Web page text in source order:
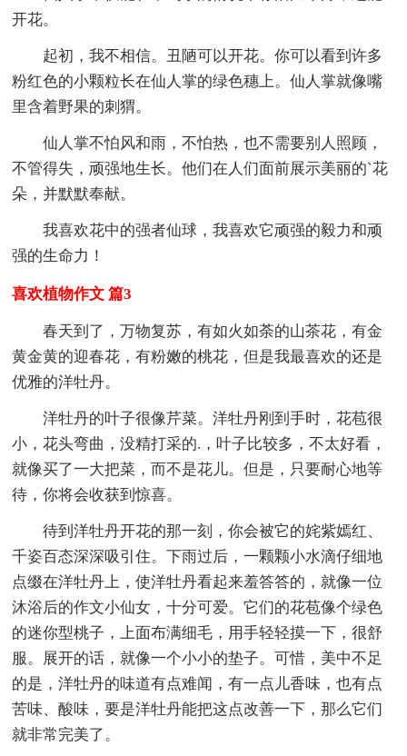
开花。
起初，我不相信。丑陋可以开花。你可以看到许多
粉红色的小颗粒长在仙人掌的绿色穗上。仙人掌就像嘴
里含着野果的刺猬。
仙人掌不怕风和雨，不怕热，也不需要别人照顾，
不管得失，顽强地生长。他们在人们面前展示美丽的`花
朵，并默默奉献。
我喜欢花中的强者仙球，我喜欢它顽强的毅力和顽
强的生命力！
喜欢植物作文 篇3
春天到了，万物复苏，有如火如荼的山茶花，有金
黄金黄的迎春花，有粉嫩的桃花，但是我最喜欢的还是
优雅的洋牡丹。
洋牡丹的叶子很像芹菜。洋牡丹刚到手时，花苞很
小，花头弯曲，没精打采的.，叶子比较多，不太好看，
就像买了一大把菜，而不是花儿。但是，只要耐心地等
待，你将会收获到惊喜。
待到洋牡丹开花的那一刻，你会被它的姹紫嫣红、
千姿百态深深吸引住。下雨过后，一颗颗小水滴仔细地
点缀在洋牡丹上，使洋牡丹看起来羞答答的，就像一位
沐浴后的作文小仙女，十分可爱。它们的花苞像个绿色
的迷你型桃子，上面布满细毛，用手轻轻摸一下，很舒
服。展开的话，就像一个小小的垫子。可惜，美中不足
的是，洋牡丹的味道有点难闻，有一点儿香味，也有点
苦味、酸味，要是洋牡丹能把这点改善一下，那么它们
就非常完美了。